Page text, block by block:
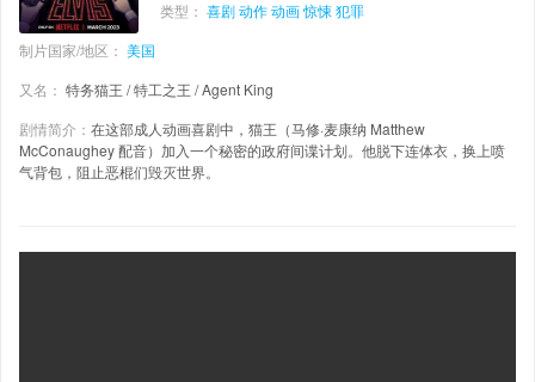
类型： 喜剧动作动画惊悚犯罪
制片国家/地区： 美国
又名： 特务猫王 / 特工之王 / Agent King
剧情简介： 在这部成人动画喜剧中，猫王（马修·麦康纳 Matthew
McConaughey 配音）加入一个秘密的政府间谍计划。他脱下连体衣，换上喷
气背包，阻止恶棍们毁灭世界。